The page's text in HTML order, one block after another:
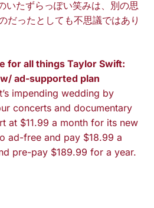
いたずらっぽい笑みは、別の思
だったとしても不思議ではあり
for all things Taylor Swift:
ad-supported plan
impending wedding by
concerts and documentary
at $11.99 a month for its new
ad-free and pay $18.99 a
pre-pay $189.99 for a year.